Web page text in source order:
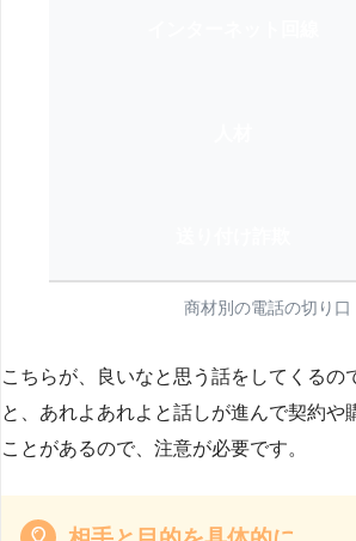
商材別の電話の切り口
こちらが、良いなと思う話をしてくるの
と、あれよあれよと話しが進んで契約や
ことがあるので、注意が必要です。